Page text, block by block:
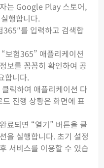
는 Google Play 스토어,
행합니다.
를 입력하고 검색합
보험365” 애플리케이션
보를 꼼꼼히 확인하여 공
합니다.
릭하여 애플리케이션 다
진행 상황은 화면에 표
료되면 “열기” 버튼을 클
을 실행합니다. 초기 설정
서비스를 이용할 수 있습